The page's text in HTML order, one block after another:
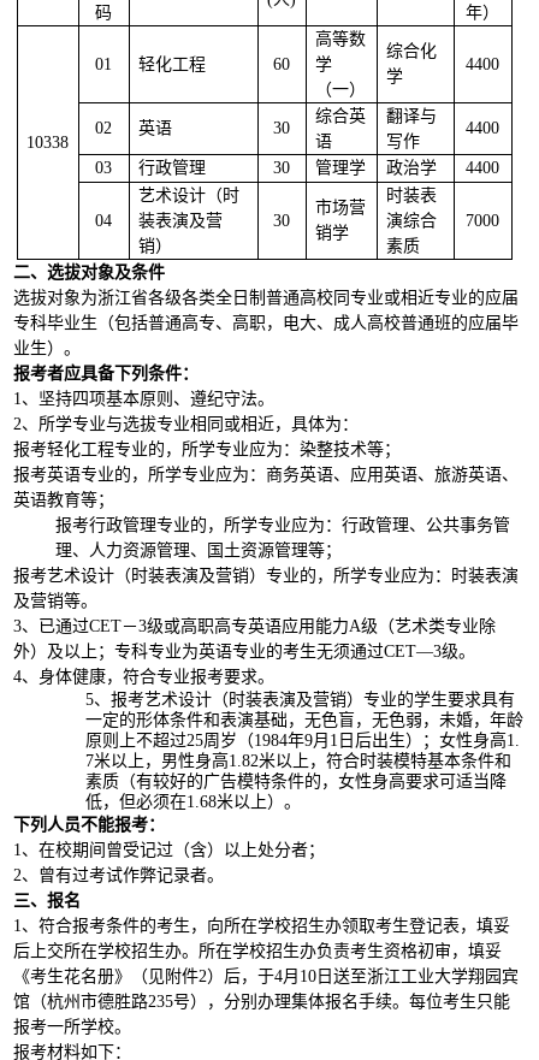
码
年）
10338
01 轻化工程 60
高等数
学
（一）
综合化
学
4400
02 英语 30
综合英
语
翻译与
写作
4400
03 行政管理 30 管理学 政治学 4400
04
艺术设计（时
装表演及营
销）
30
市场营
销学
时装表
演综合
素质
7000
二、选拔对象及条件
选拔对象为浙江省各级各类全日制普通高校同专业或相近专业的应届
专科毕业生（包括普通高专、高职，电大、成人高校普通班的应届毕
业生）。
报考者应具备下列条件：
1、坚持四项基本原则、遵纪守法。
2、所学专业与选拔专业相同或相近，具体为：
报考轻化工程专业的，所学专业应为：染整技术等；
报考英语专业的，所学专业应为：商务英语、应用英语、旅游英语、
英语教育等；
报考行政管理专业的，所学专业应为：行政管理、公共事务管
理、人力资源管理、国土资源管理等；
报考艺术设计（时装表演及营销）专业的，所学专业应为：时装表演
及营销等。
3、已通过CET－3级或高职高专英语应用能力A级（艺术类专业除
外）及以上；专科专业为英语专业的考生无须通过CET—3级。
4、身体健康，符合专业报考要求。
5、报考艺术设计（时装表演及营销）专业的学生要求具有
一定的形体条件和表演基础，无色盲，无色弱，未婚，年龄
原则上不超过25周岁（1984年9月 1 日 后出生）；女性身高1.
7米以上，男性身高1.82米以上，符合时装模特基本条件和
素质（有较好的广告模特条件的，女性身高要求可适当降
低，但必须在1.68米以上）。
下列人员不能报考：
1、在校期间曾受记过（含）以上处分者；
2、曾有过考试作弊记录者。
三、报名
1、符合报考条件的考生，向所在学校招生办领取考生登记表，填妥
后上交所在学校招生办。所在学校招生办负责考生资格初审，填妥
《考生花名册》（见附件2）后，于4月 10 日送至浙江工业大学翔园宾
馆（杭州市德胜路235号），分别办理集体报名手续。每位考生只能
报考一所学校。
报考材料如下：